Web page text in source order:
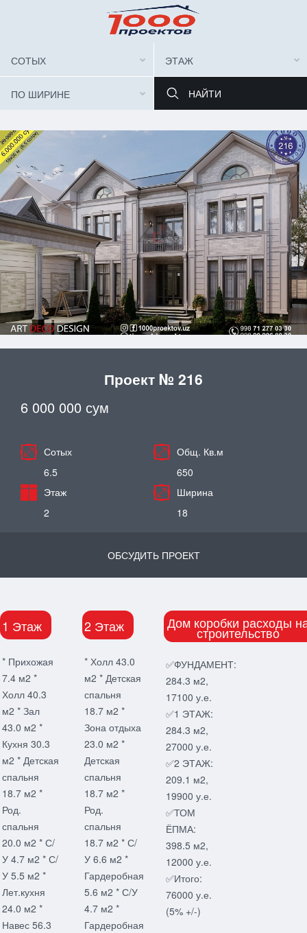
СОТЫХ ЭТАЖ
ПО ШИРИНЕ
Проект № 216
6 000 000 сум
Сотых
6.5
Общ. Кв.м
650
Этаж
2
Ширина
18
ОБСУДИТЬ ПРОЕКТ
1 Этаж
* Прихожая
7.4 м2 *
Холл 40.3
м2 * Зал
43.0 м2 *
Кухня 30.3
м2 * Детская
спальня
18.7 м2 *
Род.
спальня
20.0 м2 * С/
У 4.7 м2 * С/
У 5.5 м2 *
Лет.кухня
24.0 м2 *
Навес 56.3
2 Этаж
* Холл 43.0
м2 * Детская
спальня
18.7 м2 *
Зона отдыха
23.0 м2 *
Детская
спальня
18.7 м2 *
Род.
спальня
18.7 м2 * С/
У 6.6 м2 *
Гардеробная
5.6 м2 * С/У
4.7 м2 *
Гардеробная
Дом коробки расходы
строительство
✅ФУНДАМЕНТ:
284.3 м2,
17100 у.е.
✅1 ЭТАЖ:
284.3 м2,
27000 у.е.
✅2 ЭТАЖ:
209.1 м2,
19900 у.е.
✅ТОМ
ЁПМА:
398.5 м2,
12000 у.е.
✅Итого:
76000 у.е.
(5% +/-)